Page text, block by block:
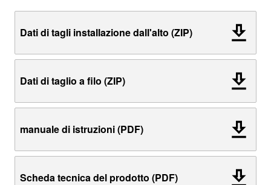
Dati di tagli installazione dall'alto (ZIP)
Dati di taglio a filo (ZIP)
manuale di istruzioni (PDF)
Scheda tecnica del prodotto (PDF)